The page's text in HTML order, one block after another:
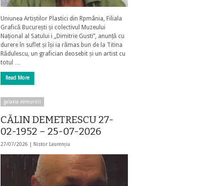
Uniunea Artiștilor Plastici din Rpmânia, Filiala
Grafică București și colectivul Muzeului
Național al Satului i „Dimitrie Gusti”, anunță cu
durere în suflet și își ia rămas bun de la Titina
Rădulescu, un grafician deosebit și un artist cu
totul …
Read More
galaxia nemuririi
CĂLIN DEMETRESCU 27-
02-1952 – 25-07-2026
27/07/2026 | Nistor Laurențiu